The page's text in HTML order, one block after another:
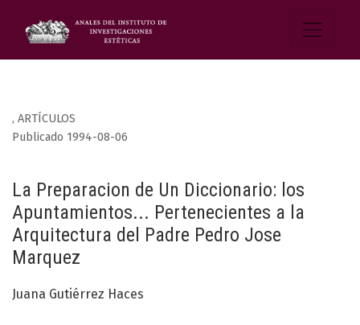
, ARTÍCULOS
La Preparacion de Un Diccionario: los
Apuntamientos... Pertenecientes a la
Arquitectura del Padre Pedro Jose
Marquez
Publicado 1994-08-06
Juana Gutiérrez Haces